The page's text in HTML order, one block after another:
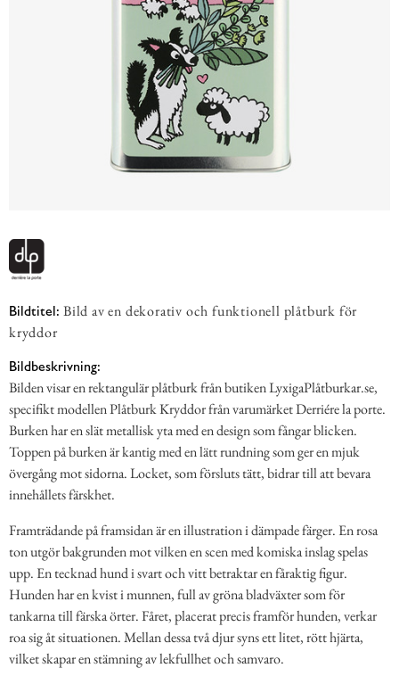
Bildtitel: Bild av en dekorativ och funktionell plåtburk för
kryddor
Bildbeskrivning:
Bilden visar en rektangulär plåtburk från butiken LyxigaPlåtburkar.se,
specifikt modellen Plåtburk Kryddor från varumärket Derriére la porte.
Burken har en slät metallisk yta med en design som fångar blicken.
Toppen på burken är kantig med en lätt rundning som ger en mjuk
övergång mot sidorna. Locket, som försluts tätt, bidrar till att bevara
innehållets färskhet.
Framträdande på framsidan är en illustration i dämpade färger. En rosa
ton utgör bakgrunden mot vilken en scen med komiska inslag spelas
upp. En tecknad hund i svart och vitt betraktar en fåraktig figur.
Hunden har en kvist i munnen, full av gröna bladväxter som för
tankarna till färska örter. Fåret, placerat precis framför hunden, verkar
roa sig åt situationen. Mellan dessa två djur syns ett litet, rött hjärta,
vilket skapar en stämning av lekfullhet och samvaro.